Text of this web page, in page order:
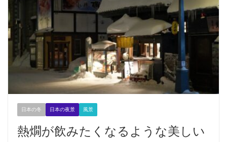
日本の冬 日本の夜景 風景
熱燗が飲みたくなるような美しい